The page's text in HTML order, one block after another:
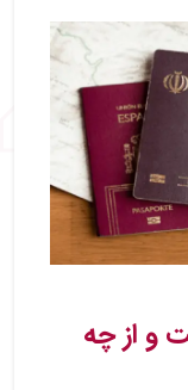
عادی
تمتع و عمره
عالیات
خارج
و از چه